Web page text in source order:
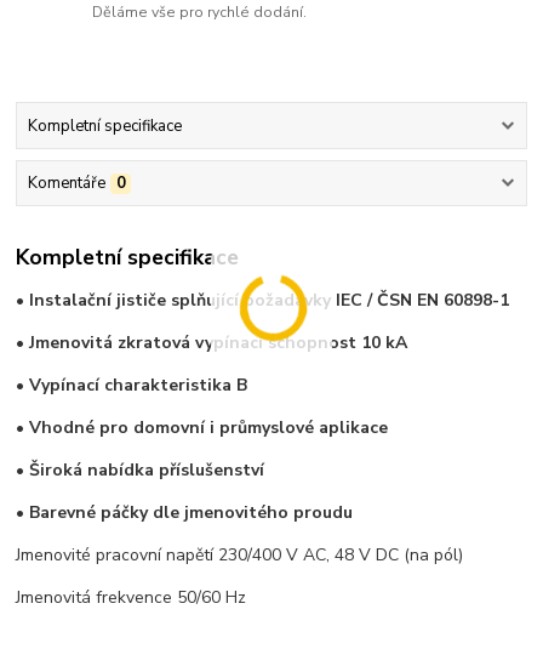
Děláme vše pro rychlé dodání.
Kompletní specifikace
Komentáře 0
Kompletní specifikace
• Instalační jističe splňující požadavky IEC / ČSN EN 60898-1
• Jmenovitá zkratová vypínací schopnost 10 kA
• Vypínací charakteristika B
• Vhodné pro domovní i průmyslové aplikace
• Široká nabídka příslušenství
• Barevné páčky dle jmenovitého proudu
Jmenovité pracovní napětí 230/400 V AC, 48 V DC (na pól)
Jmenovitá frekvence 50/60 Hz